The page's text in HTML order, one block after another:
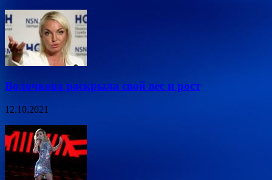
Волочкова раскрыла свой вес и рост
12.10.2021